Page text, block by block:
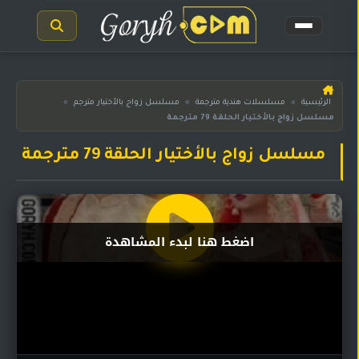
الرئيسية
مسلسلات
المترجمة
هندية
مدبلجة
مسلسلات
مسلسلات
الرئيسية » مسلسلات هندية مترجمة » مسلسل زواج بالأختيار مترجم
»
مسلسل زواج بالأختيار الحلقة 79 مترجمة
مسلسل زواج بالأختيار الحلقة 79 مترجمة
اضغط هنا لبدء المشاهدة